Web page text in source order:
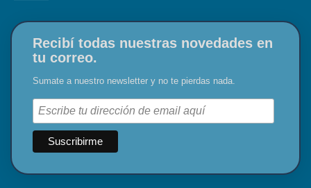
Recibí todas nuestras novedades en
tu correo.
Sumate a nuestro newsletter y no te pierdas nada.